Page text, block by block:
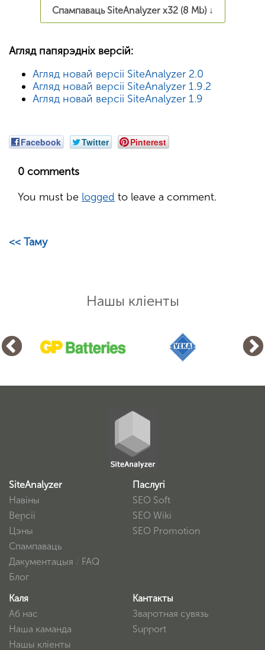
Спампаваць SiteAnalyzer x32 (8 Mb) ↓
Агляд папярэдніх версій:
Агляд новай версіі SiteAnalyzer 2.0
Агляд новай версіі SiteAnalyzer 1.9.2
Агляд новай версіі SiteAnalyzer 1.9
Facebook Twitter Pinterest
0 comments
You must be logged to leave a comment.
<< Таму
Нашы кліенты
SiteAnalyzer
Навіны
Версіі
Цэны
Спампаваць
Дакументацыя
FAQ
Блог
Паслугі
SEO Soft
SEO Wiki
SEO Promotion
Каля
Аб нас
Наша каманда
Нашы кліенты
Кантакты
Зваротная сувязь
Support